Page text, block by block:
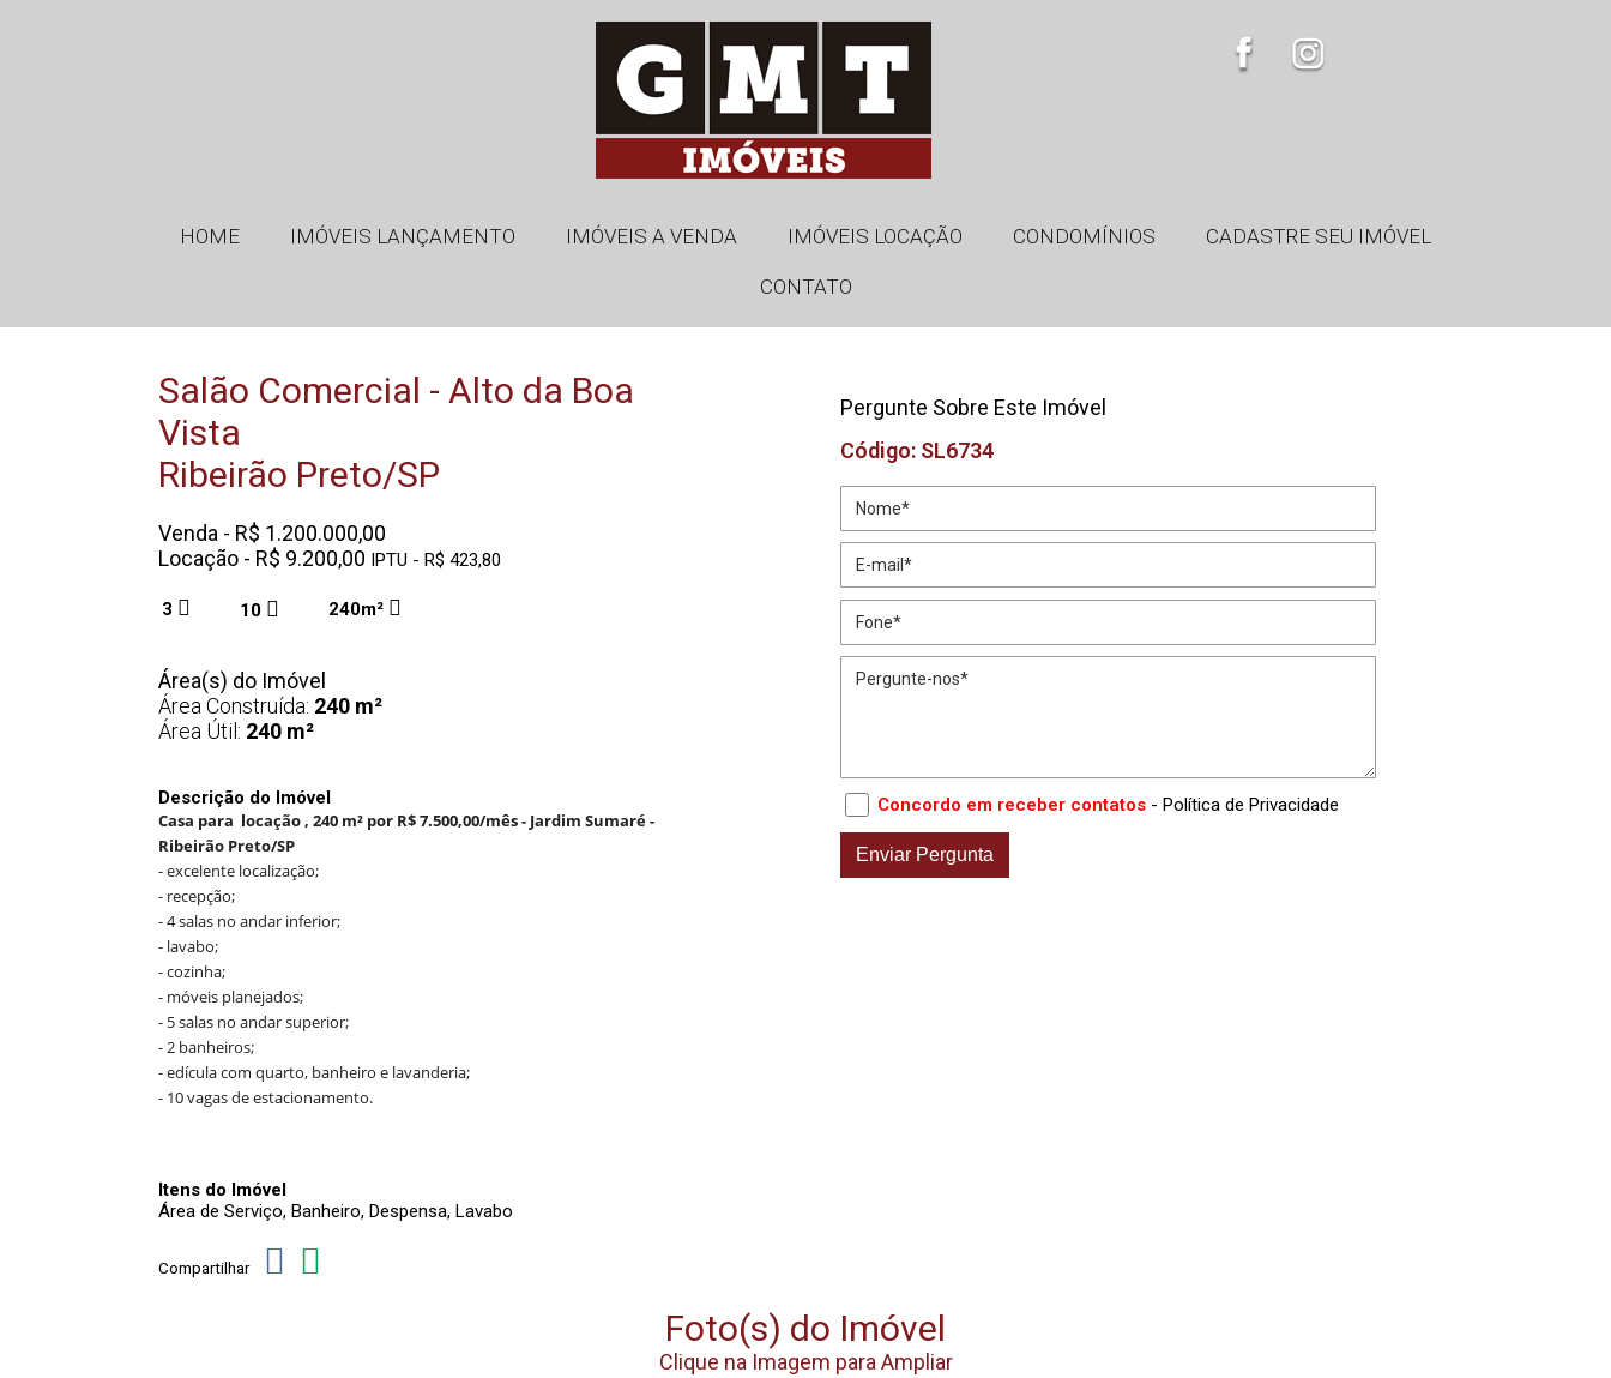
HOME IMÓVEIS LANÇAMENTO IMÓVEIS A VENDA IMÓVEIS LOCAÇÃO CONDOMÍNIOS CADASTRE SEU IMÓVEL
CONTATO
Salão Comercial - Alto da Boa
Vista
Ribeirão Preto/SP
Venda - R$ 1.200.000,00
Locação - R$ 9.200,00 IPTU - R$ 423,80
3 10 240m²
Área(s) do Imóvel
Área Construída: 240 m²
Área Útil: 240 m²
Descrição do Imóvel
Casa para locação , 240 m² por R$ 7.500,00/mês - Jardim Sumaré -
Ribeirão Preto/SP
- excelente localização;
- recepção;
- 4 salas no andar inferior;
- lavabo;
- cozinha;
- móveis planejados;
- 5 salas no andar superior;
- 2 banheiros;
- edícula com quarto, banheiro e lavanderia;
- 10 vagas de estacionamento.
Itens do Imóvel
Área de Serviço, Banheiro, Despensa, Lavabo
Compartilhar
Pergunte Sobre Este Imóvel
Código: SL6734
Concordo em receber contatos - Política de Privacidade
Foto(s) do Imóvel
Clique na Imagem para Ampliar